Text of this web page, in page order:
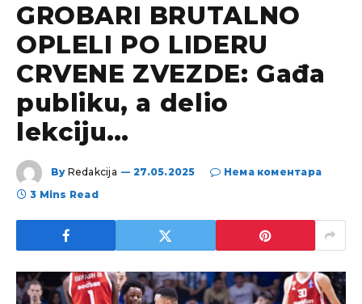
GROBARI BRUTALNO
OPLELI PO LIDERU
CRVENE ZVEZDE: Gađa
publiku, a delio
lekciju…
By Redakcija 27.05.2025
Нема коментара
3 Mins Read